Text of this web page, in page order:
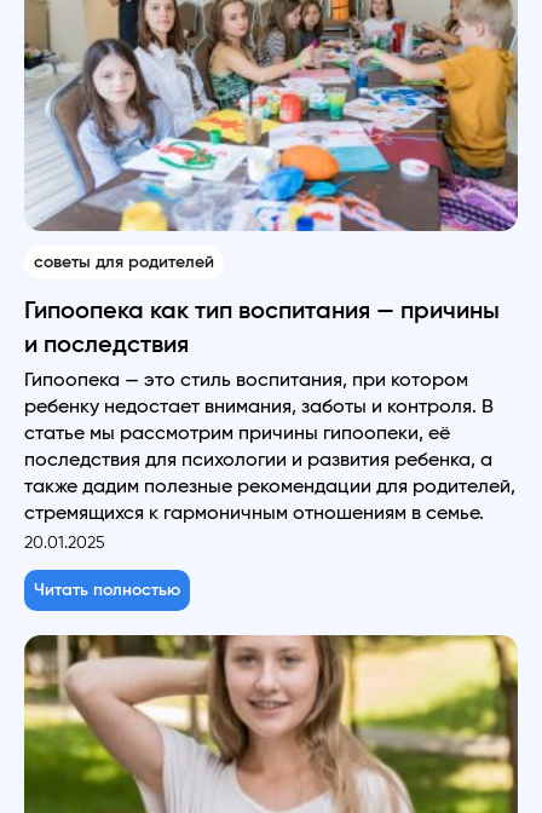
советы для родителей
Гипоопека как тип воспитания — причины
и последствия
Гипоопека — это стиль воспитания, при котором
ребенку недостает внимания, заботы и контроля. В
статье мы рассмотрим причины гипоопеки, её
последствия для психологии и развития ребенка, а
также дадим полезные рекомендации для родителей,
стремящихся к гармоничным отношениям в семье.
20.01.2025
Читать полностью